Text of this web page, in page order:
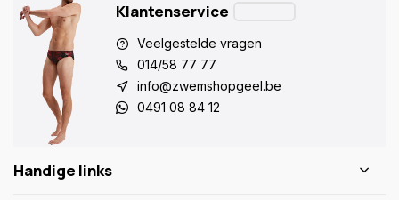
Klantenservice
Veelgestelde vragen
014/58 77 77
info@zwemshopgeel.be
0491 08 84 12
Handige links